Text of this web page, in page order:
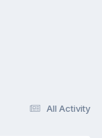
All Activity